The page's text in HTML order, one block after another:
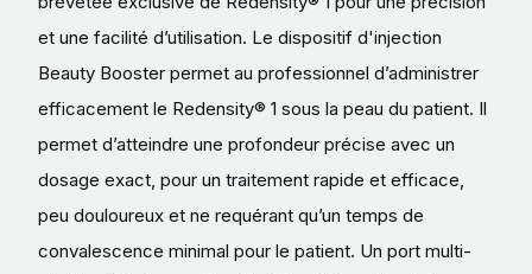
et une facilité d’utilisation. Le dispositif d'injection
Beauty Booster permet au professionnel d’administrer
efficacement le Redensity® 1 sous la peau du patient. Il
permet d’atteindre une profondeur précise avec un
dosage exact, pour un traitement rapide et efficace,
peu douloureux et ne requérant qu’un temps de
convalescence minimal pour le patient. Un port multi-